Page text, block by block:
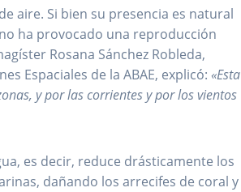
aire. Si bien su presencia es natural
ha provocado una reproducción
Rosana Sánchez Robleda,
Espaciales de la ABAE, explicó: «Esta
y por las corrientes y por los vientos
es decir, reduce drásticamente los
dañando los arrecifes de coral y